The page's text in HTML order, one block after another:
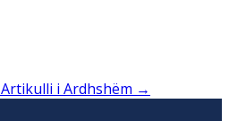
Artikulli i Ardhshëm →